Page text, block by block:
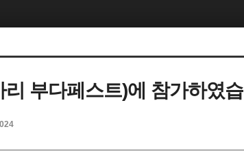
리 부다페스트)에 참가하였